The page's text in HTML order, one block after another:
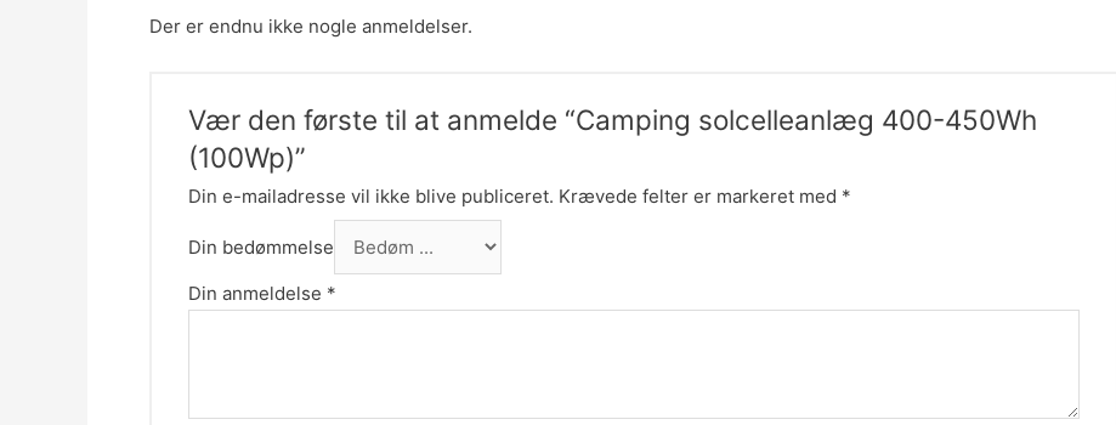
Der er endnu ikke nogle anmeldelser.
Vær den første til at anmelde “Camping solcelleanlæg 400-450Wh
(100Wp)”
Din e-mailadresse vil ikke blive publiceret. Krævede felter er markeret med *
Din bedømmelse
Din anmeldelse *